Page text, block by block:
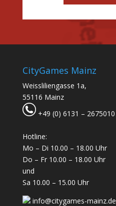
CityGames Mainz
Weissliliengasse 1a,
55116 Mainz
+49 (0) 6131 – 2675010
Hotline:
Mo – Di 10.00 – 18.00 Uhr
Do – Fr 10.00 – 18.00 Uhr
und
Sa 10.00 – 15.00 Uhr
info@citygames-mainz.de